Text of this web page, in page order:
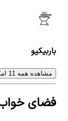
باربیکیو
مشاهده همه 11 امکانات اقامتگاه
فضای